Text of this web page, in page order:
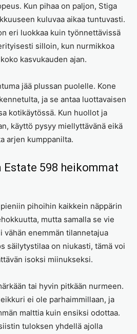
Kun pihaa on paljon, Stiga
kuluvaa aikaa tuntuvasti.
eri luokkaa kuin työnnettävissä
silloin, kun nurmikkoa
kasvukauden ajan.
jää plussan puolelle. Kone
ja se antaa luottavaisen
kotikäytössä. Kun huollot ja
käyttö pysyy miellyttävänä eikä
arjen kumppanilta.
598 heikommat
pihoihin kaikkein näppärin
mutta samalla se vie
vähän enemmän tilannetajua
säilytystilaa on niukasti, tämä voi
isoksi miinukseksi.
tai hyvin pitkään nurmeen.
ei ole parhaimmillaan, ja
malttia kuin ensiksi odottaa.
tuloksen yhdellä ajolla